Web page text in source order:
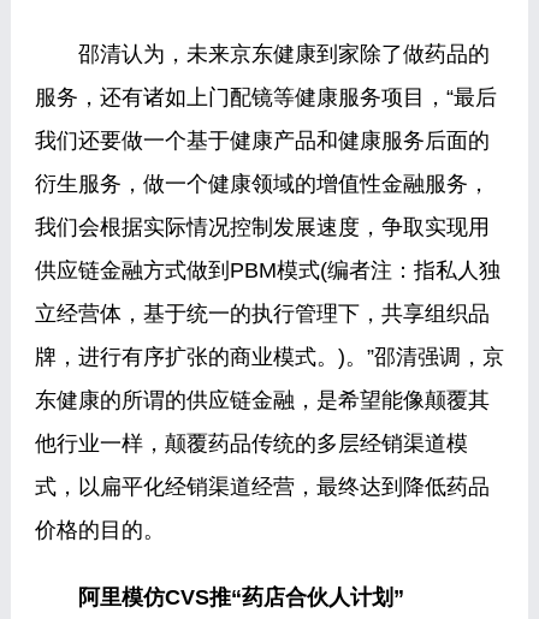
邵清认为，未来京东健康到家除了做药品的
服务，还有诸如上门配镜等健康服务项目，“最后
我们还要做一个基于健康产品和健康服务后面的
衍生服务，做一个健康领域的增值性金融服务，
我们会根据实际情况控制发展速度，争取实现用
供应链金融方式做到PBM模式(编者注：指私人独
立经营体，基于统一的执行管理下，共享组织品
牌，进行有序扩张的商业模式。)。”邵清强调，京
东健康的所谓的供应链金融，是希望能像颠覆其
他行业一样，颠覆药品传统的多层经销渠道模
式，以扁平化经销渠道经营，最终达到降低药品
价格的目的。
阿里模仿CVS推“药店合伙人计划”